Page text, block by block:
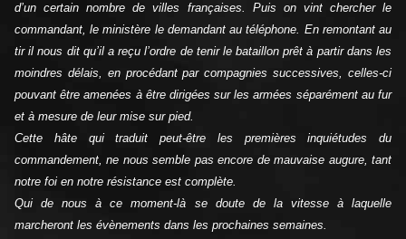
d’un certain nombre de villes françaises. Puis on vint chercher le
commandant, le ministère le demandant au téléphone. En remontant au
tir il nous dit qu’il a reçu l’ordre de tenir le bataillon prêt à partir dans les
moindres délais, en procédant par compagnies successives, celles-ci
pouvant être amenées à être dirigées sur les armées séparément au fur
et à mesure de leur mise sur pied.
Cette hâte qui traduit peut-être les premières inquiétudes du
commandement, ne nous semble pas encore de mauvaise augure, tant
notre foi en notre résistance est complète.
Qui de nous à ce moment-là se doute de la vitesse à laquelle
marcheront les évènements dans les prochaines semaines.